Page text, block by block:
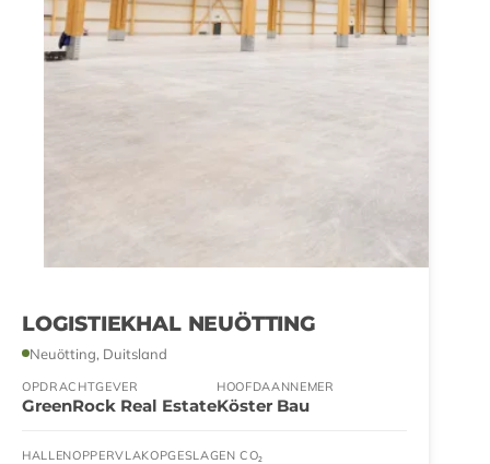
LOGISTIEKHAL NEUÖTTING
Neuötting, Duitsland
OPDRACHTGEVER
GreenRock Real Estate
HOOFDAANNEMER
Köster Bau
HALLENOPPERVLAKOPGESLAGEN CO₂